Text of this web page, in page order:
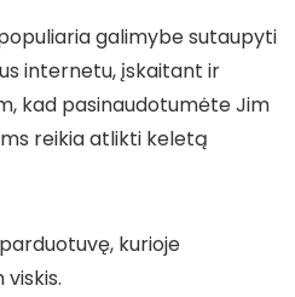
galimybe sutaupyti
internetu, įskaitant ir
kad pasinaudotumėte Jim
reikia atlikti keletą
kurioje